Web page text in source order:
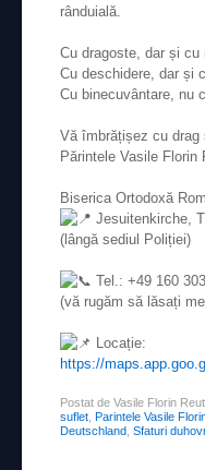
rânduială.
Cu dragoste, dar și cu
Cu deschidere, dar și
Cu binecuvântare, nu
Vă îmbrățișez cu drag
Părintele Vasile Florin
Biserica Ortodoxă
Jesuitenkirche,
(lângă sediul Poliției)
Tel.: +49 160
(vă rugăm să lăsați
Locație:
https://
Postat de Vasile Florin Reut
suflet Parintele Vasile
Deutschland Sfaturi